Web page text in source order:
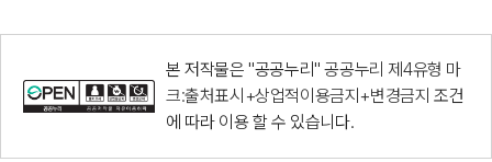
본 저작물은 "공공누리"공공누리 제4유형 마
크:출처표시+상업적이용금지+변경금지 조건
에 따라 이용 할 수 있습니다.